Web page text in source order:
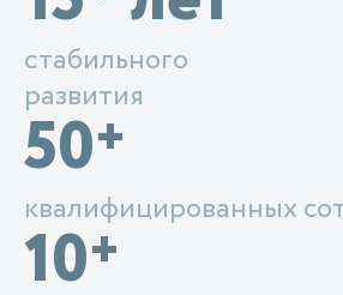
стабильного
развития
50+
квалифицированных
10+